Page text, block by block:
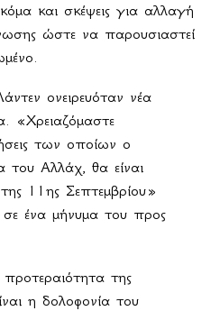
και σκέψεις για αλλαγή
ώστε να παρουσιαστεί
ονειρευόταν νέα
«Χρειαζόμαστε
των οποίων ο
του Αλλάχ, θα είναι
11ης Σεπτεμβρίου»
σε ένα μήνυμα του προς
της
η δολοφονία του